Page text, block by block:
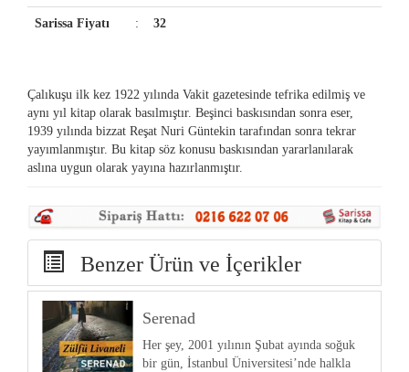
Sarissa Fiyatı : 32
Çalıkuşu ilk kez 1922 yılında Vakit gazetesinde tefrika edilmiş ve
aynı yıl kitap olarak basılmıştır. Beşinci baskısından sonra eser,
1939 yılında bizzat Reşat Nuri Güntekin tarafından sonra tekrar
yayımlanmıştır. Bu kitap söz konusu baskısından yararlanılarak
aslına uygun olarak yayına hazırlanmıştır.
Benzer Ürün ve İçerikler
Serenad
Her şey, 2001 yılının Şubat ayında soğuk
bir gün, İstanbul Üniversitesi’nde halkla